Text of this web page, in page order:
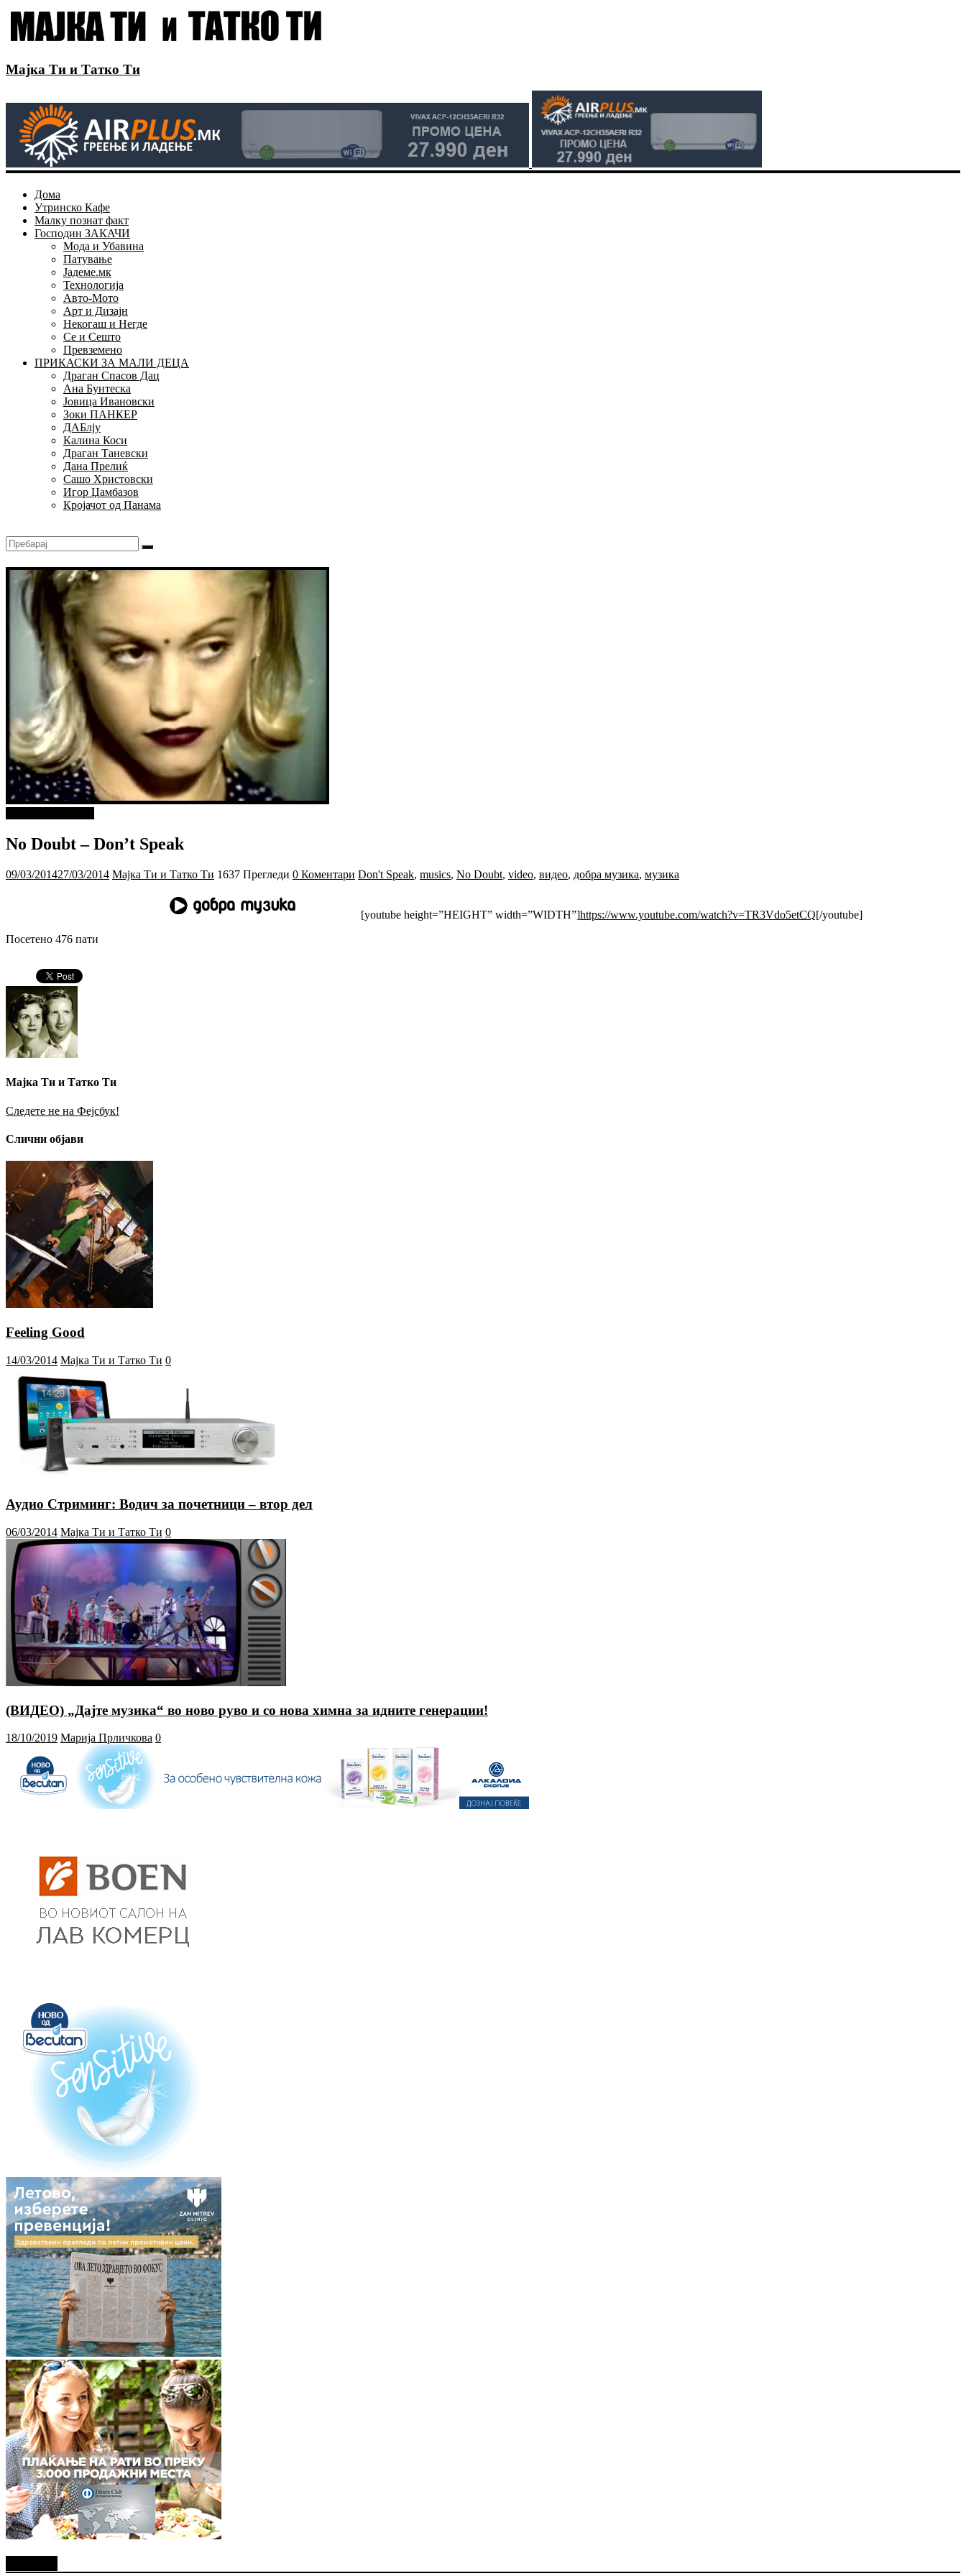
Мајка Ти и Татко Ти
Дома
Утринско Кафе
Малку познат факт
Господин ЗАКАЧИ
Мода и Убавина
Патување
Јадеме.мк
Технологија
Авто-Мото
Арт и Дизајн
Некогаш и Негде
Се и Сешто
Превземено
ПРИКАСКИ ЗА МАЛИ ДЕЦА
Драган Спасов Дац
Ана Бунтеска
Јовица Ивановски
Зоки ПАНКЕР
ДАБлју
Калина Коси
Драган Таневски
Дана Прелиќ
Сашо Христовски
Игор Џамбазов
Кројачот од Панама
No Doubt – Don’t Speak
09/03/201427/03/2014 Мајка Ти и Татко Ти 1637 Прегледи 0 Коментари Don't Speak, musics, No Doubt, video, видео, добра музика, музика
[youtube height=”HEIGHT” width=”WIDTH”]https://www.youtube.com/watch?v=TR3Vdo5etCQ[/youtube]
Посетено 476 пати
Мајка Ти и Татко Ти
Следете не на Фејсбук!
Слични објави
Feeling Good
14/03/2014 Мајка Ти и Татко Ти 0
Аудио Стриминг: Водич за почетници – втор дел
06/03/2014 Мајка Ти и Татко Ти 0
(ВИДЕО) „Дајте музика“ во ново руво и со нова химна за идните генерации!
18/10/2019 Марија Прличкова 0